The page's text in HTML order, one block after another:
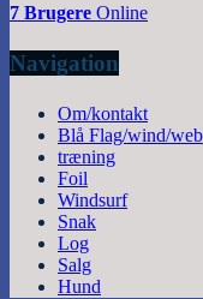
7 Brugere Online
Navigation
Om/kontakt
Blå Flag/wind/web
træning
Foil
Windsurf
Snak
Log
Salg
Hund